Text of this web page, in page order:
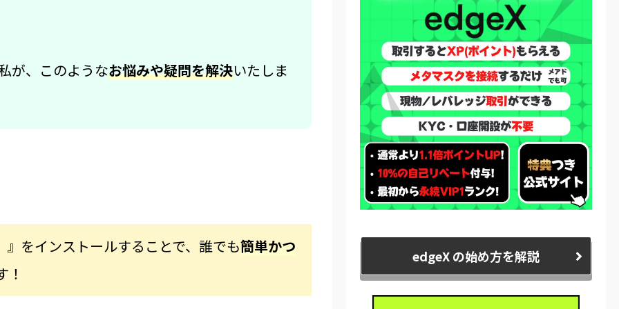
が、このようなお悩みや疑問を解決いたしま
をインストールすることで、誰でも簡単かつ
！
edgeX の始め方を解説